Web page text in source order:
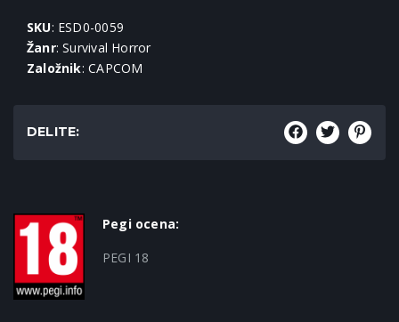
SKU: ESD0-0059
Žanr: Survival Horror
Založnik: CAPCOM
DELITE:
Pegi ocena:
PEGI 18